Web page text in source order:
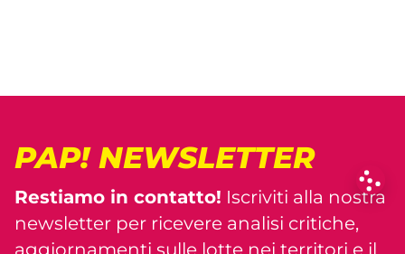
PAP! NEWSLETTER
Restiamo in contatto! Iscriviti alla nostra
newsletter per ricevere analisi critiche,
aggiornamenti sulle lotte nei territori e il